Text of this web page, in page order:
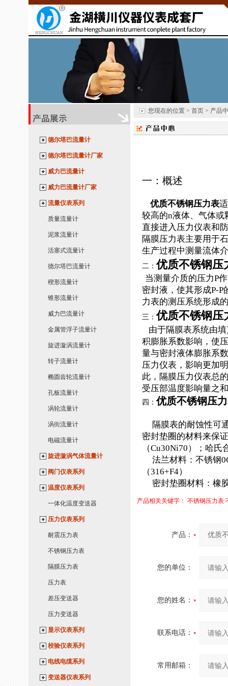
德尔塔巴流量计
德尔塔巴流量计厂家
威力巴流量计
威力巴流量计厂家
流量仪表系列
质量流量计
泥浆流量计
活塞式流量计
德尔塔巴流量计
楔形流量计
锥形流量计
威力巴流量计
金属管浮子流量计
旋进漩涡流量计
转子流量计
椭圆齿轮流量计
孔板流量计
涡轮流量计
涡街流量计
电磁流量计
旋进漩涡气体流量计
阀门仪表系列
温度仪表系列
一体化温度变送器
压力仪表系列
耐震压力表
不锈钢压力表
隔膜压力表
压力表
差压变送器
压力变送器
显示仪表系列
校验仪表系列
电线电缆系列
变送器仪表系列
您现在的位置 > 首页 > 产品
一：概述
优质不锈钢压力表
较高的n液体、气体
直接进入压力仪表和
隔膜压力表主要用于
生产过程中测量流体
二：优质不锈钢压
当测量介质的压力P
密封液，使其形成P-P
力表的测压系统形成
三：优质不锈钢压
由于隔膜表系统由
积膨胀系数影响，使
量与密封液体膨胀系
压力仪表，影响更加
此，隔膜压力仪表总
受压部温度影响量之
四：优质不锈钢压
隔膜表的耐蚀性可
密封垫圈的材料来保
（Cu30Ni70）；哈氏
法兰材料：不锈钢
（316+F4）
密封垫圈材料：橡
产品相关关键字： 不锈钢压力表
产品：
您的单位：
您的姓名：
联系电话：
常用邮箱：